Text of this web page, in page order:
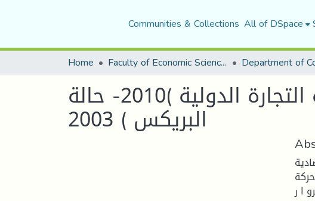
Communities & Collections All of DSpace
Home Faculty of Economic Sciences, Commerce and Management Sciences
تأثير التكتلات الإقتصادية الإقليمية على حركة التجارة الدولية )2010- حالة
البريكس ) 2003
ا ر